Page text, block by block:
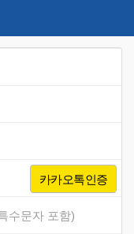
카카오톡인증